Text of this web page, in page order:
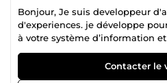
Bonjour, Je suis developpeur
d'experiences. je développe
à votre système d’information
création de solutions
Nous définirons ensemble vos
applications de gestion sur
Contacter le